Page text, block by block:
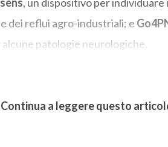
dei reflui agro-industriali; e
patologie neurologiche.
Continua a leggere questo